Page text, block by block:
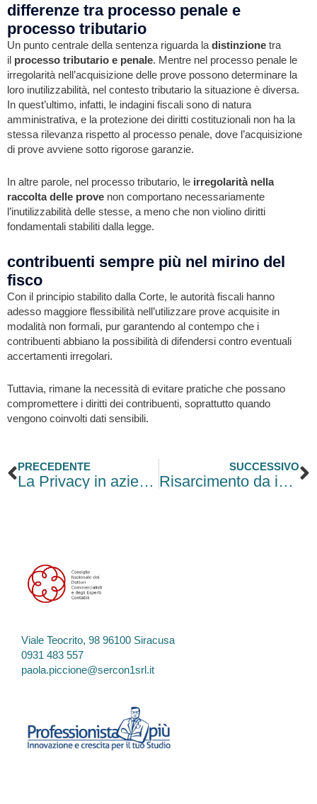
differenze tra processo penale e
processo tributario
Un punto centrale della sentenza riguarda la distinzione tra
il processo tributario e penale. Mentre nel processo penale le
irregolarità nell’acquisizione delle prove possono determinare la
loro inutilizzabilità, nel contesto tributario la situazione è diversa.
In quest’ultimo, infatti, le indagini fiscali sono di natura
amministrativa, e la protezione dei diritti costituzionali non ha la
stessa rilevanza rispetto al processo penale, dove l’acquisizione
di prove avviene sotto rigorose garanzie.
In altre parole, nel processo tributario, le irregolarità nella
raccolta delle prove non comportano necessariamente
l’inutilizzabilità delle stesse, a meno che non violino diritti
fondamentali stabiliti dalla legge.
contribuenti sempre più nel mirino del
fisco
Con il principio stabilito dalla Corte, le autorità fiscali hanno
adesso maggiore flessibilità nell’utilizzare prove acquisite in
modalità non formali, pur garantendo al contempo che i
contribuenti abbiano la possibilità di difendersi contro eventuali
accertamenti irregolari.
Tuttavia, rimane la necessità di evitare pratiche che possano
compromettere i diritti dei contribuenti, soprattutto quando
vengono coinvolti dati sensibili.
Precedente
PRECEDENTE
La Privacy in azienda
SUCCESSIVO
Risarcimento da investimenti finanziari: come si calcola la prescrizione
Viale Teocrito, 98 96100 Siracusa
0931 483 557
paola.piccione@sercon1srl.it